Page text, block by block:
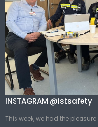
INSTAGRAM @istsafety
This week, we had the